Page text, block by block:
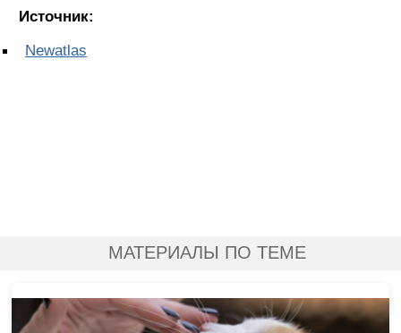
Источник:
Newatlas
МАТЕРИАЛЫ ПО ТЕМЕ